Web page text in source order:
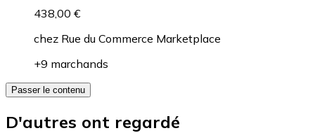
438,00 €
chez Rue du Commerce Marketplace
+9 marchands
Passer le contenu
D'autres ont regardé